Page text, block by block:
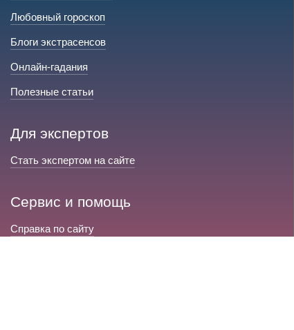
Любовный гороскоп
Блоги экстрасенсов
Онлайн-гадания
Полезные статьи
Для экспертов
Стать экспертом на сайте
Сервис и помощь
Справка по сайту